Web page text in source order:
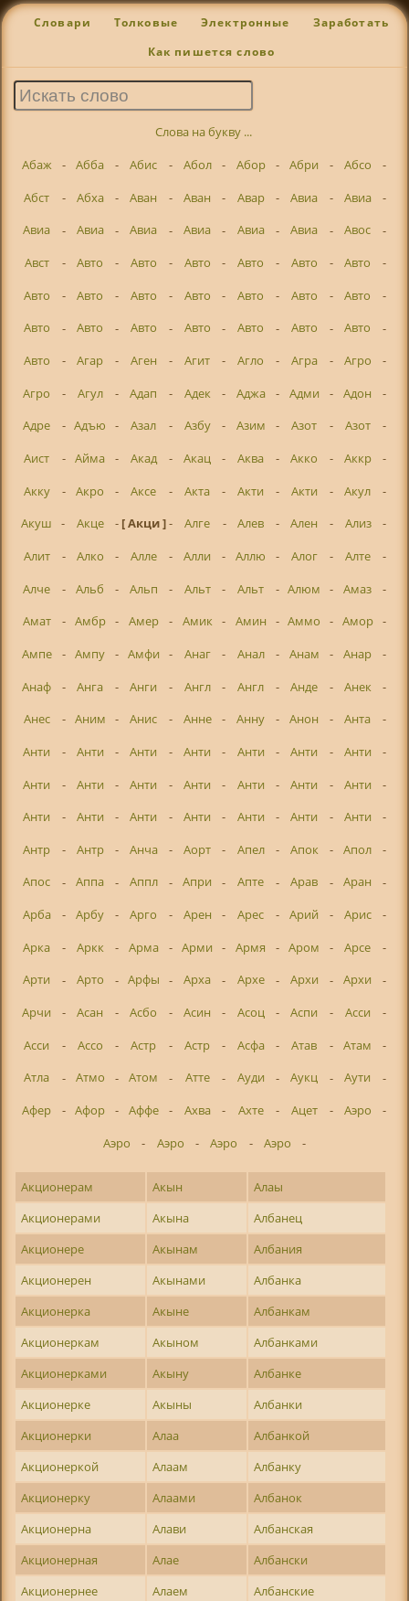
Словари Толковые Электронные Заработать
Как пишется слово
Слова на букву ...
Абаж
- Абба - Абис - Абол - Абор - Абри - Абсо
-
Абст
- Абха - Аван - Аван - Авар - Авиа - Авиа
-
Авиа
- Авиа - Авиа - Авиа - Авиа - Авиа - Авос
-
Авст
- Авто - Авто - Авто - Авто - Авто - Авто
-
Авто
- Авто - Авто - Авто - Авто - Авто - Авто
-
Авто
- Авто - Авто - Авто - Авто - Авто - Авто
-
Авто
- Агар - Аген - Агит - Агло - Агра - Агро
-
Агро
- Агул - Адап - Адек - Аджа - Адми - Адон
-
Адре
- Адъю - Азал - Азбу - Азим - Азот - Азот
-
Аист
- Айма - Акад - Акац - Аква - Акко - Аккр
-
Акку
- Акро - Аксе - Акта - Акти - Акти - Акул
-
Акуш
- Акце - [ Акци ]- Алге - Алев - Ален - Ализ
-
Алит
- Алко - Алле - Алли - Аллю - Алог - Алте
-
Алче
- Альб - Альп - Альт - Альт - Алюм - Амаз
-
Амат
- Амбр - Амер - Амик - Амин - Аммо - Амор -
Ампе
- Ампу - Амфи - Анаг - Анал - Анам - Анар
-
Анаф
- Анга - Анги - Англ - Англ - Анде - Анек
-
Анес
- Аним - Анис - Анне - Анну - Анон - Анта
-
Анти
- Анти - Анти - Анти - Анти - Анти - Анти
-
Анти
- Анти - Анти - Анти - Анти - Анти - Анти
-
Анти
- Анти - Анти - Анти - Анти - Анти - Анти
-
Антр
- Антр - Анча - Аорт - Апел - Апок - Апол
-
Апос
- Аппа - Аппл - Апри - Апте - Арав - Аран
-
Арба
- Арбу - Арго - Арен - Арес - Арий - Арис
-
Арка
- Аркк - Арма - Арми - Армя - Аром - Арсе
-
Арти
- Арто - Арфы - Арха - Архе - Архи - Архи
-
Арчи
- Асан - Асбо - Асин - Асоц - Аспи - Асси
-
Асси
- Ассо - Астр - Астр - Асфа - Атав - Атам
-
Атла
- Атмо - Атом - Атте - Ауди - Аукц - Аути
-
Афер
- Афор - Аффе - Ахва - Ахте - Ацет - Аэро
-
Аэро
- Аэро - Аэро - Аэро -
Акционерам Акын
Алаы
Акционерами
Акына
Албанец
Акционере
Акынам
Албания
Акционерен
Акынами
Албанка
Акционерка
Акыне
Албанкам
Акционеркам
Акыном
Албанками
Акционерками
Акыну
Албанке
Акционерке
Акыны
Албанки
Акционерки
Алаа
Албанкой
Акционеркой
Алаам
Албанку
Акционерку
Алаами
Албанок
Акционерна
Алави
Албанская
Акционерная
Алае
Албански
Акционернее
Алаем
Албанские